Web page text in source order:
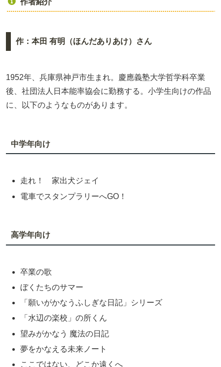
作：本田 有明（ほんだありあけ）さん
1952年、兵庫県神戸市生まれ。慶應義塾大学哲学科卒業
後、社団法人日本能率協会に勤務する。小学生向けの作品
に、以下のようなものがあります。
中学年向け
走れ！ 家出犬ジェイ
電車でスタンプラリーへGO！
高学年向け
卒業の歌
ぼくたちのサマー
「願いがかなうふしぎな日記」シリーズ
「水辺の楽校」の所くん
望みがかなう 魔法の日記
夢をかなえる未来ノート
ここではない、どこか遠くへ